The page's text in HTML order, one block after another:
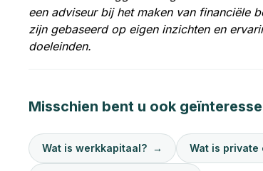
een adviseur bij het maken van financiële
zijn gebaseerd op eigen inzichten en
doeleinden.
Misschien bent u ook
Wat is werkkapitaal? → Wat is private